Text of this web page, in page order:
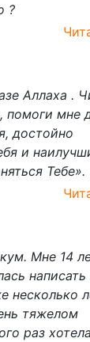
?
Аллаха .
помоги мне
достойно
и
Тебе».
Мне 14
написать
несколько
тяжелом
раз